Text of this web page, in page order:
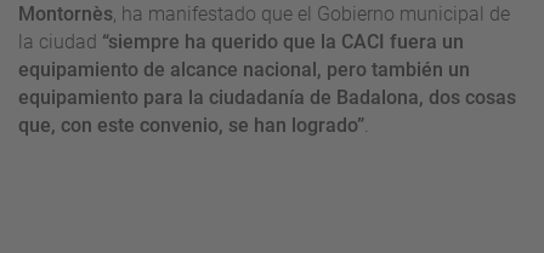
Montornès, ha manifestado que el Gobierno municipal de
la ciudad “siempre ha querido que la CACI fuera un
equipamiento de alcance nacional, pero también un
equipamiento para la ciudadanía de Badalona, dos cosas
que, con este convenio, se han logrado”.